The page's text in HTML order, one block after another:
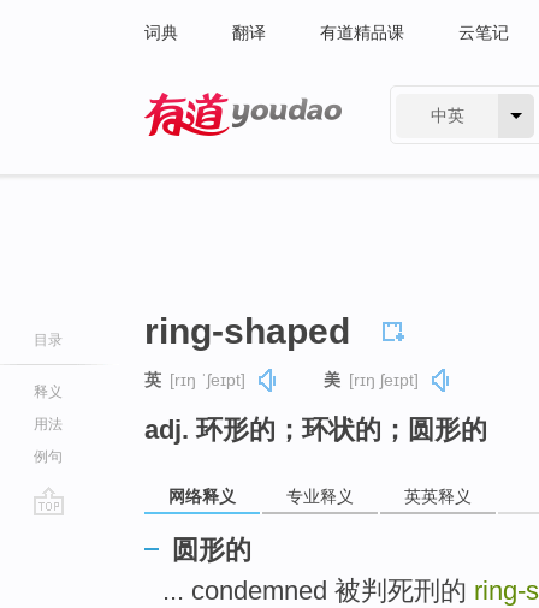
词典 翻译 有道精品课 云笔记
中英
目录
释义
用法
例句
ring-shaped
英 [rɪŋ ˈʃeɪpt] 美 [rɪŋ ʃeɪpt]
adj. 环形的；环状的；圆形的
网络释义 专业释义 英英释义
圆形的
... condemned 被判死刑的 ring-